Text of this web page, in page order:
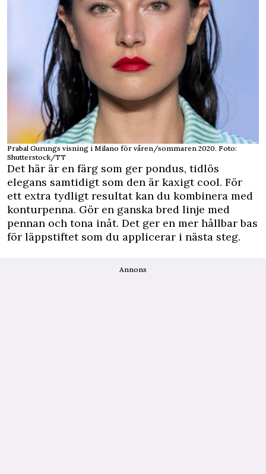
Prabal Gurungs visning i Milano för våren/sommaren 2020. Foto:
Shutterstock/TT
Det här är en färg som ger pondus, tidlös
elegans samtidigt som den är kaxigt cool. För
ett extra tydligt resultat kan du kombinera med
konturpenna. Gör en ganska bred linje med
pennan och tona inåt. Det ger en mer hållbar bas
för läppstiftet som du applicerar i nästa steg.
Annons